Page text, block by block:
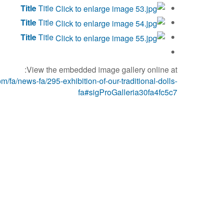
TitleTitle
TitleTitle
TitleTitle
View the embedded image gallery online at:
fa/news-fa/295-exhibition-of-our-traditional-dolls-
fa#sigProGalleria30fa4fc5c7